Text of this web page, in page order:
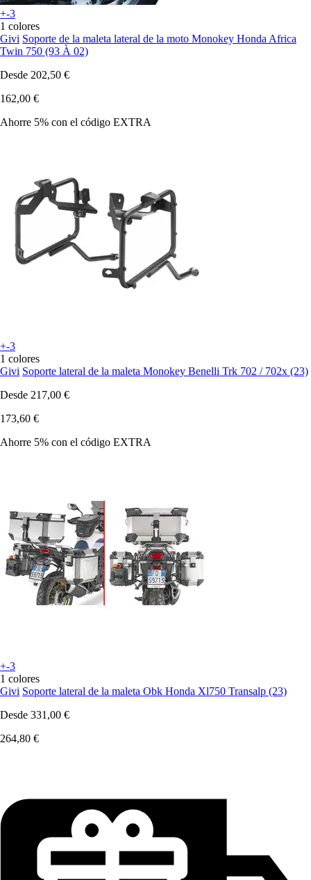
+-3
1 colores
Givi Soporte de la maleta lateral de la moto Monokey Honda Africa
Twin 750 (93 À 02)
Desde 202,50 €
162,00 €
Ahorre 5% con el código EXTRA
+-3
1 colores
Givi Soporte lateral de la maleta Monokey Benelli Trk 702 / 702x (23)
Desde 217,00 €
173,60 €
Ahorre 5% con el código EXTRA
+-3
1 colores
Givi Soporte lateral de la maleta Obk Honda Xl750 Transalp (23)
Desde 331,00 €
264,80 €